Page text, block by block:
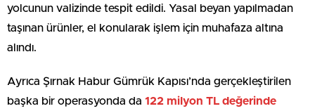
yolcunun valizinde tespit edildi. Yasal beyan yapılmadan
taşınan ürünler, el konularak işlem için muhafaza altına
alındı.
Ayrıca Şırnak Habur Gümrük Kapısı’nda gerçekleştirilen
başka bir operasyonda da 122 milyon TL değerinde